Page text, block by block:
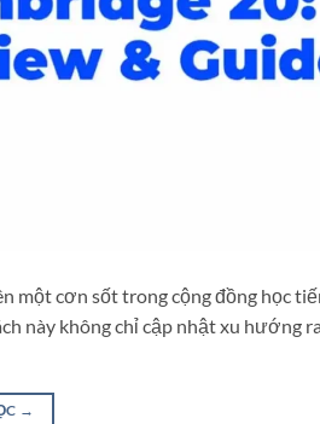
một cơn sốt trong cộng đồng học
này không chỉ cập nhật xu hướng
→